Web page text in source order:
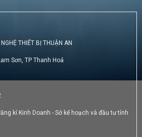
THIẾT BỊ THUẬN AN
Sơn, TP Thanh Hoá
kí Kinh Doanh - Sở kế hoạch và đầu tư tỉnh